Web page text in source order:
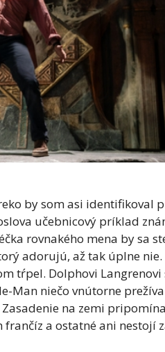
by som asi identifikoval
učebnicový príklad
rovnakého mena by sa
adorujú, až tak úplne
tŕpel. Dolphovi Langrenovi
Man niečo vnútorne
na zemi
a ostatné ani nestojí